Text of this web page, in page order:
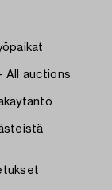
All auctions